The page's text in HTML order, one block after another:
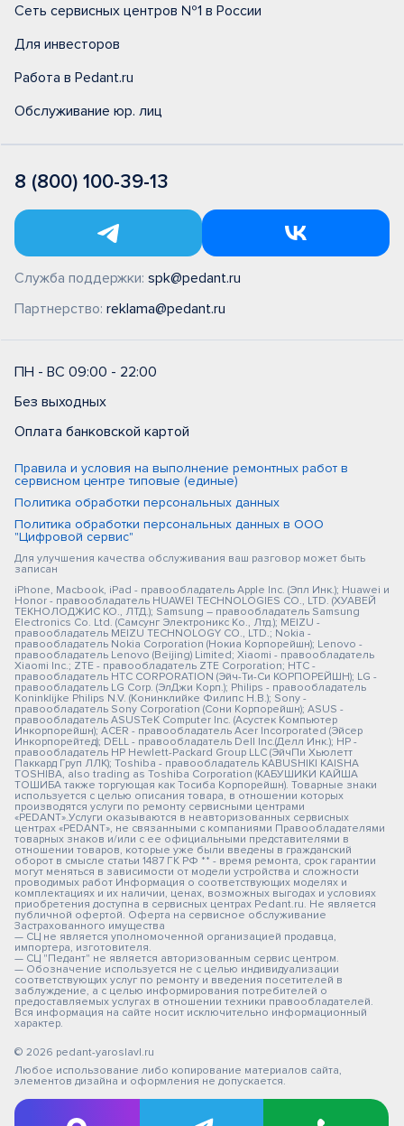
Сеть сервисных центров №1 в России
Для инвесторов
Работа в Pedant.ru
Обслуживание юр. лиц
8 (800) 100-39-13
Служба поддержки: spk@pedant.ru
Партнерство: reklama@pedant.ru
ПН - ВС 09:00 - 22:00
Без выходных
Оплата банковской картой
Правила и условия на выполнение ремонтных работ в
сервисном центре типовые (единые)
Политика обработки персональных данных
Политика обработки персональных данных в ООО
"Цифровой сервис"
Для улучшения качества обслуживания ваш разговор может быть
записан
iPhone, Macbook, iPad - правообладатель Apple Inc. (Эпл Инк.); Huawei и
Honor - правообладатель HUAWEI TECHNOLOGIES CO., LTD. (ХУАВЕЙ
ТЕКНОЛОДЖИС КО., ЛТД.); Samsung – правообладатель Samsung
Electronics Co. Ltd. (Самсунг Электроникс Ко., Лтд.); MEIZU -
правообладатель MEIZU TECHNOLOGY CO., LTD.; Nokia -
правообладатель Nokia Corporation (Нокиа Корпорейшн); Lenovo -
правообладатель Lenovo (Beijing) Limited; Xiaomi - правообладатель
Xiaomi Inc.; ZTE - правообладатель ZTE Corporation; HTC -
правообладатель HTC CORPORATION (Эйч-Ти-Си КОРПОРЕЙШН); LG -
правообладатель LG Corp. (ЭлДжи Корп.); Philips - правообладатель
Koninklijke Philips N.V. (Конинклийке Филипс Н.В.); Sony -
правообладатель Sony Corporation (Сони Корпорейшн); ASUS -
правообладатель ASUSTeK Computer Inc. (Асустек Компьютер
Инкорпорейшн); ACER - правообладатель Acer Incorporated (Эйсер
Инкорпорейтед); DELL - правообладатель Dell Inc.(Делл Инк.); HP -
правообладатель HP Hewlett-Packard Group LLC (ЭйчПи Хьюлетт
Паккард Груп ЛЛК); Toshiba - правообладатель KABUSHIKI KAISHA
TOSHIBA, also trading as Toshiba Corporation (КАБУШИКИ КАЙША
ТОШИБА также торгующая как Тосиба Корпорейшн). Товарные знаки
используется с целью описания товара, в отношении которых
производятся услуги по ремонту сервисными центрами
«PEDANT».Услуги оказываются в неавторизованных сервисных
центрах «PEDANT», не связанными с компаниями Правообладателями
товарных знаков и/или с ее официальными представителями в
отношении товаров, которые уже были введены в гражданский
оборот в смысле статьи 1487 ГК РФ ** - время ремонта, срок гарантии
могут меняться в зависимости от модели устройства и сложности
проводимых работ Информация о соответствующих моделях и
комплектациях и их наличии, ценах, возможных выгодах и условиях
приобретения доступна в сервисных центрах Pedant.ru. Не является
публичной офертой. Оферта на сервисное обслуживание
Застрахованного имущества
— СЦ не является уполномоченной организацией продавца,
импортера, изготовителя.
— СЦ "Педант" не является авторизованным сервис центром.
— Обозначение используется не с целью индивидуализации
соответствующих услуг по ремонту и введения посетителей в
заблуждение, а с целью информирования потребителей о
предоставляемых услугах в отношении техники правообладателей.
Вся информация на сайте носит исключительно информационный
характер.
© 2026 pedant-yaroslavl.ru
Любое использование либо копирование материалов сайта,
элементов дизайна и оформления не допускается.